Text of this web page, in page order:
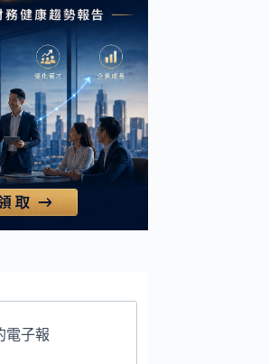
電子報